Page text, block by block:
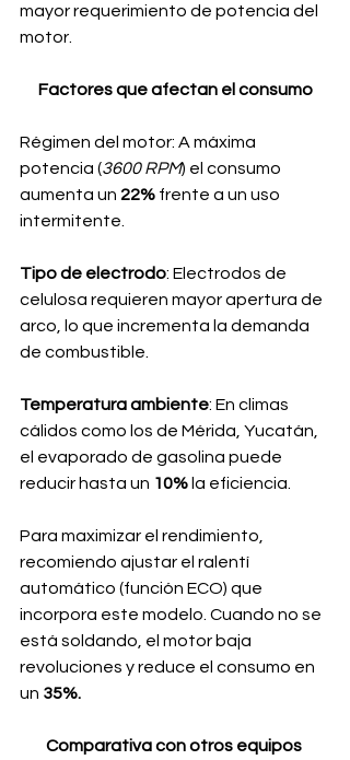
mayor requerimiento de potencia del
motor.
Factores que afectan el consumo
Régimen del motor: A máxima
potencia (3600 RPM) el consumo
aumenta un 22% frente a un uso
intermitente.
Tipo de electrodo: Electrodos de
celulosa requieren mayor apertura de
arco, lo que incrementa la demanda
de combustible.
Temperatura ambiente: En climas
cálidos como los de Mérida, Yucatán,
el evaporado de gasolina puede
reducir hasta un 10% la eficiencia.
Para maximizar el rendimiento,
recomiendo ajustar el ralentí
automático (función ECO) que
incorpora este modelo. Cuando no se
está soldando, el motor baja
revoluciones y reduce el consumo en
un 35%.
Comparativa con otros equipos